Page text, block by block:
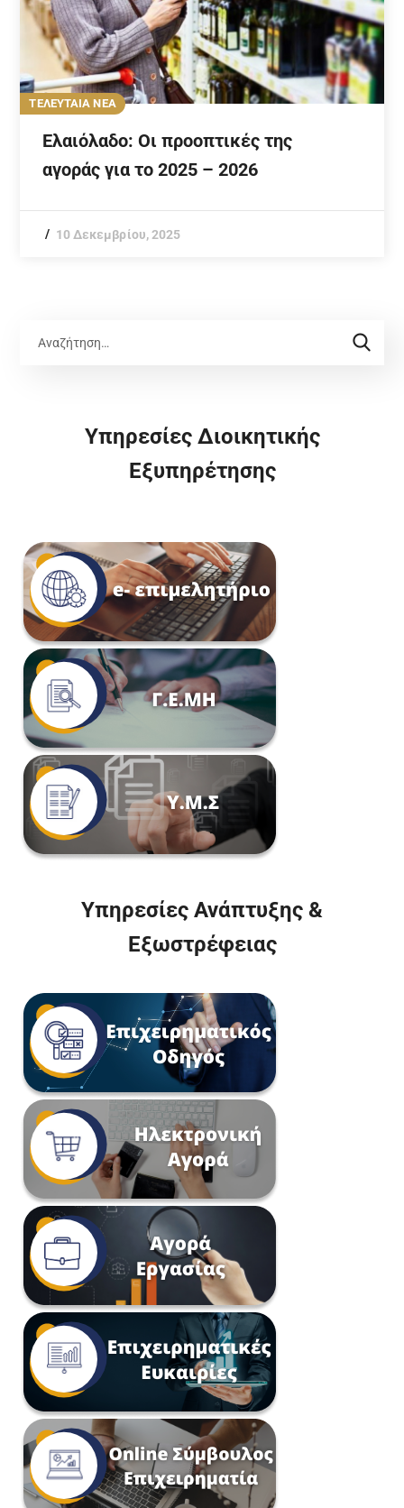
ΤΕΛΕΥΤΑΙΑ ΝΕΑ
Ελαιόλαδο: Οι προοπτικές της
αγοράς για το 2025 – 2026
10 Δεκεμβρίου, 2025
Υπηρεσίες Διοικητικής
Εξυπηρέτησης
Υπηρεσίες Ανάπτυξης &
Εξωστρέφειας